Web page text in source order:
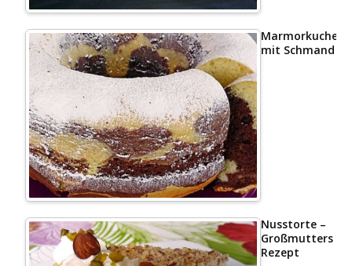
Marmorkuchen
mit Schmand
Nusstorte –
Großmutters
Rezept